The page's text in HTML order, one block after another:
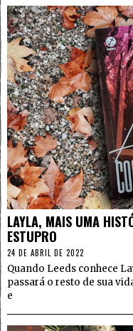
LAYLA, MAIS UMA
ESTUPRO
24 DE ABRIL DE 2022
Quando Leeds conhece
passará o resto de sua
e